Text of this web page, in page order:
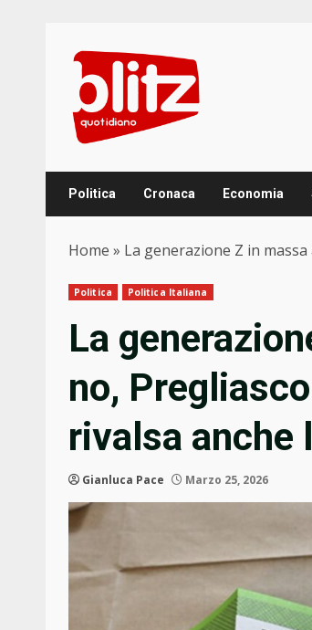
content
Politica Cronaca Economia
Home » La generazione Z in
Politica Politica Italiana
La
no,
rivalsa anche
Gianluca Pace Marzo 25, 2026